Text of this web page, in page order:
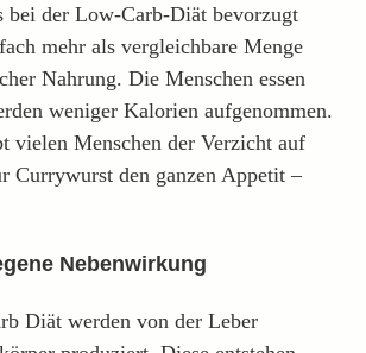
bei der Low-Carb-Diät bevorzugt
mehr als vergleichbare Menge
Nahrung. Die Menschen essen
weniger Kalorien aufgenommen.
vielen Menschen der Verzicht auf
Currywurst den ganzen Appetit –
Nebenwirkung
Diät werden von der Leber